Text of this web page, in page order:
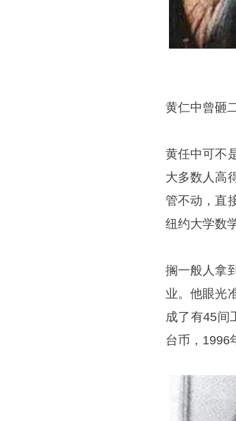
黄仁中曾砸
黄任中可不
大多数人高
管不动，直
纽约大学数
搁一般人拿
业。他眼光
成了有45间
台币，1996